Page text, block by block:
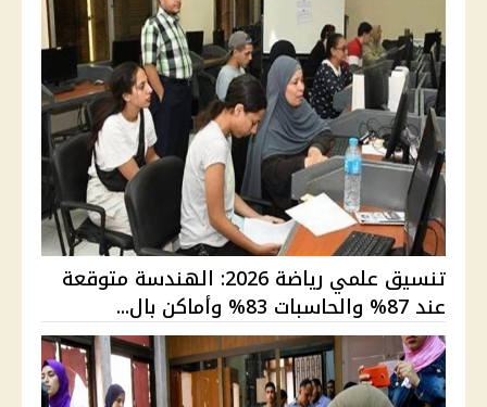
تنسيق علمي رياضة 2026: الهندسة متوقعة
عند 87% والحاسبات 83% وأماكن بال...